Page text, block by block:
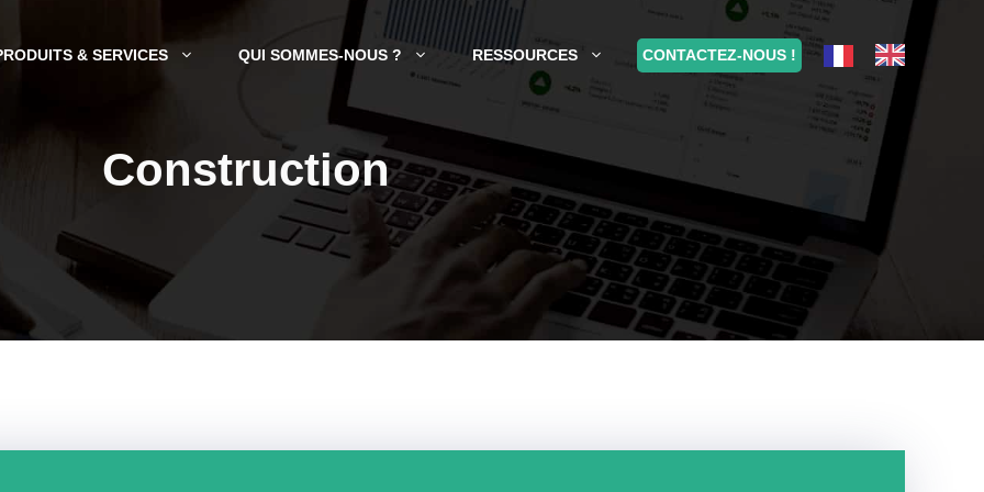
& SERVICES QUI SOMMES-NOUS ? RESSOURCES CONTACTEZ-NOUS !
Construction